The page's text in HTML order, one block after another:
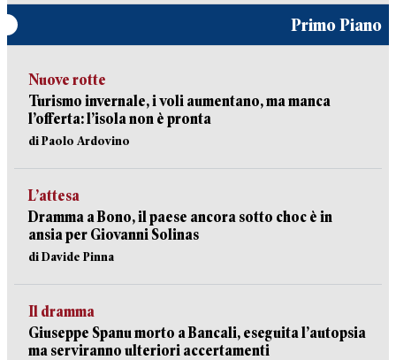
Primo Piano
Nuove rotte
Turismo invernale, i voli aumentano, ma manca
l’offerta: l’isola non è pronta
di Paolo Ardovino
L’attesa
Dramma a Bono, il paese ancora sotto choc è in
ansia per Giovanni Solinas
di Davide Pinna
Il dramma
Giuseppe Spanu morto a Bancali, eseguita l’autopsia
ma serviranno ulteriori accertamenti